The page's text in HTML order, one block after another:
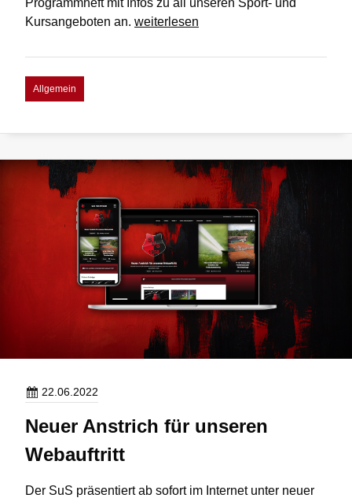
Programmheft mit Infos zu all unseren Sport- und
Kursangeboten an. Das
Programmheft
weiterlesen
Allgemein
22.06.2022
Neuer Anstrich für unseren
Webauftritt
Der SuS präsentiert ab sofort im Internet unter neuer